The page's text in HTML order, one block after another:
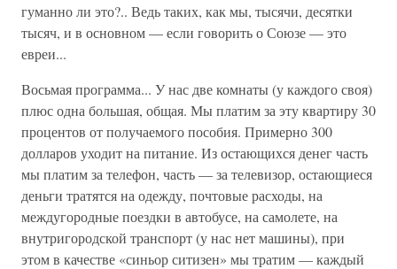
гуманно ли это?.. Ведь таких, как мы, тысячи, десятки
тысяч, и в основном — если говорить о Союзе — это
евреи...
Восьмая программа... У нас две комнаты (у каждого своя)
плюс одна большая, общая. Мы платим за эту квартиру 30
процентов от получаемого пособия. Примерно 300
долларов уходит на питание. Из остающихся денег часть
мы платим за телефон, часть — за телевизор, остающиеся
деньги тратятся на одежду, почтовые расходы, на
междугородные поездки в автобусе, на самолете, на
внутригородской транспорт (у нас нет машины), при
этом в качестве «синьор ситизен» мы тратим — каждый